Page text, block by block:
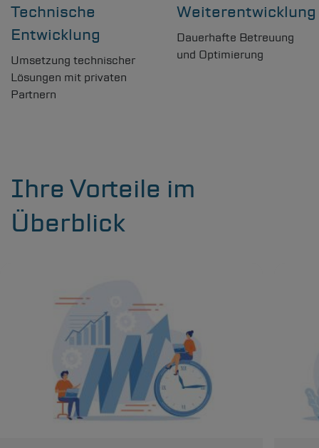
Technische
Entwicklung
Umsetzung technischer
Lösungen mit privaten
Partnern
Weiterentwicklung
Dauerhafte Betreuung
und Optimierung
Ihre Vorteile im
Überblick